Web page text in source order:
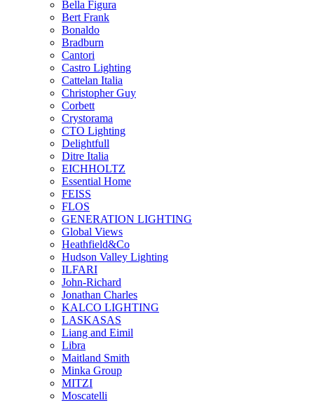
Bella Figura
Bert Frank
Bonaldo
Bradburn
Cantori
Castro Lighting
Cattelan Italia
Christopher Guy
Corbett
Crystorama
CTO Lighting
Delightfull
Ditre Italia
EICHHOLTZ
Essential Home
FEISS
FLOS
GENERATION LIGHTING
Global Views
Heathfield&Co
Hudson Valley Lighting
ILFARI
John-Richard
Jonathan Charles
KALCO LIGHTING
LASKASAS
Liang and Eimil
Libra
Maitland Smith
Minka Group
MITZI
Moscatelli